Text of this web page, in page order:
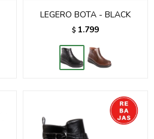
LEGERO BOTA - BLACK
$ 1.799